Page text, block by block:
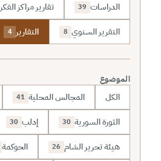
الدراسات 39 تقارير مراكز الفكر
التقرير السنوي 8 التقارير 4
الموضوع
الكل المجالس المحلية 41
الثورة السورية 30 إدلب 30
هيئة تحرير الشام 26 الحوكمة